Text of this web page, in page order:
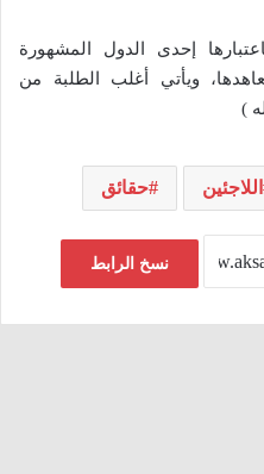
إحدى الدول المشهورة
ويأتي أغلب الطلبة من
)
اللاجئين حقائق
نسخ الرابط